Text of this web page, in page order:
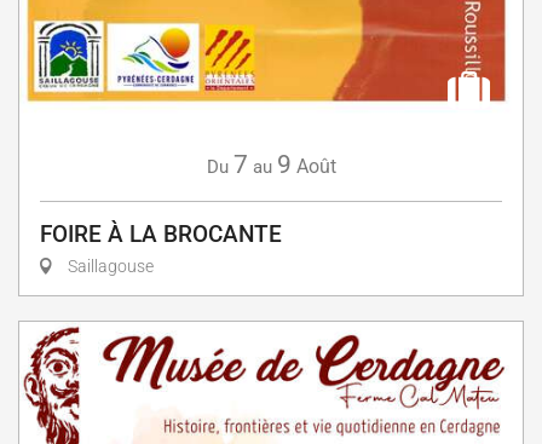
Du 7 au 9 Août
FOIRE À LA BROCANTE
Saillagouse